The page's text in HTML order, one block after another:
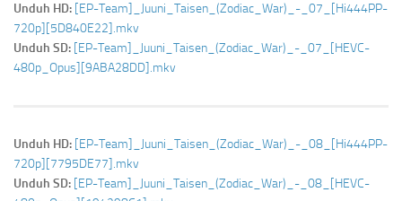
Unduh HD: [EP-Team]_Juuni_Taisen_(Zodiac_War)_-_07_[Hi444PP-
720p][5D840E22].mkv
Unduh SD: [EP-Team]_Juuni_Taisen_(Zodiac_War)_-_07_[HEVC-
480p_Opus][9ABA28DD].mkv
Unduh HD: [EP-Team]_Juuni_Taisen_(Zodiac_War)_-_08_[Hi444PP-
720p][7795DE77].mkv
Unduh SD: [EP-Team]_Juuni_Taisen_(Zodiac_War)_-_08_[HEVC-